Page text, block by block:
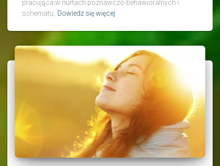
pracująca w nurtach poznawczo-behawioralnych i
schematu,
Dowiedz się więcej